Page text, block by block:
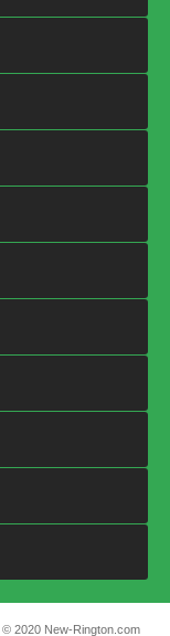
2020 New-Rington.com